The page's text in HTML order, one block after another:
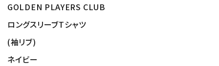
GOLDEN PLAYERS CLUB
ロングスリーブTシャツ
(袖リブ)
ネイビー